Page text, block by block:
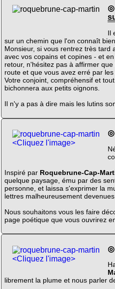
Il
sur un chemin que l'on connaît
Monsieur, si vous rentrez très tard
avec vos copains et copines - et
retour, n'hésitez pas à affirmer
route et que vous avez erré par
Votre conjoint, compréhensif et
bichonnera aux petits oignons.
Il n'y a pas à dire mais les lutins
<Cliquez l'image>
Inspiré par Roquebrune-Cap-
quelque paysage, ému par des
personne, et laissa s'exprimer la
lettres malheureusement
Nous souhaitons vous les faire
page poétique que vous ouvrirez
<Cliquez l'image>
librement la plume et nous parler